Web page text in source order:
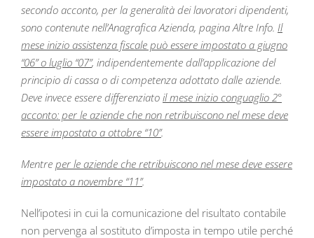
secondo acconto, per la generalità dei lavoratori dipendenti,
sono contenute nell’Anagrafica Azienda, pagina Altre Info. Il
mese inizio assistenza fiscale può essere impostato a giugno
“06” o luglio “07”, indipendentemente dall’applicazione del
principio di cassa o di competenza adottato dalle aziende.
Deve invece essere differenziato il mese inizio conguaglio 2°
acconto: per le aziende che non retribuiscono nel mese deve
essere impostato a ottobre “10”.
Mentre per le aziende che retribuiscono nel mese deve essere
impostato a novembre “11”.
Nell’ipotesi in cui la comunicazione del risultato contabile
non pervenga al sostituto d’imposta in tempo utile perché